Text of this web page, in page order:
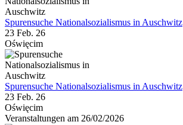
Spurensuche Nationalsozialismus in Auschwitz
23 Feb. 26
Oświęcim
Spurensuche Nationalsozialismus in Auschwitz
23 Feb. 26
Oświęcim
Veranstaltungen am 26/02/2026